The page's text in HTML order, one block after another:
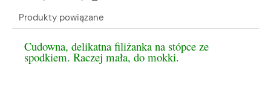
Cena nie zawiera ewentualnych kosztów płatności
Produkty powiązane
Cudowna, delikatna filiżanka na stópce ze
spodkiem. Raczej mała, do mokki.